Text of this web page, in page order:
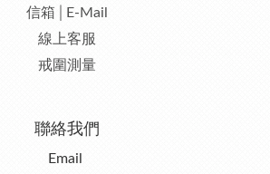
信箱│E-Mail
線上客服
戒圍測量
聯絡我們
Email